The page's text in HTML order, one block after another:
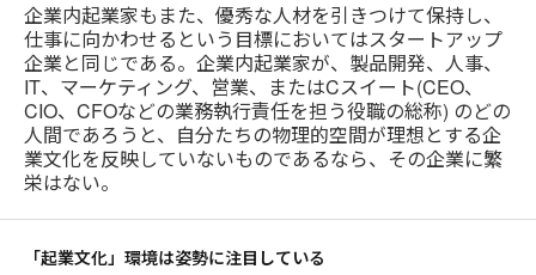
企業内起業家もまた、優秀な人材を引きつけて保持し、
仕事に向かわせるという目標においてはスタートアップ
企業と同じである。企業内起業家が、製品開発、人事、
IT、マーケティング、営業、またはCスイート(CEO、
CIO、CFOなどの業務執行責任を担う役職の総称) のどの
人間であろうと、自分たちの物理的空間が理想とする企
業文化を反映していないものであるなら、その企業に繁
栄はない。
「起業文化」環境は姿勢に注目している